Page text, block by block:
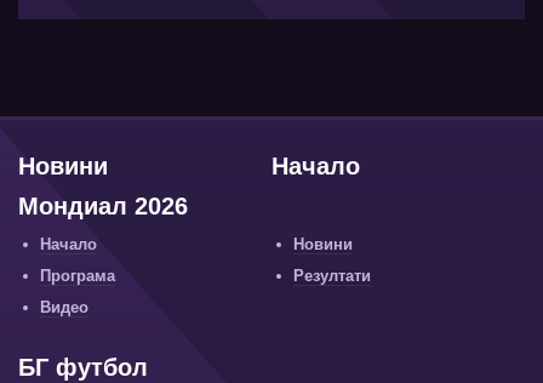
Начало
Новини
Мондиал 2026
Начало
Новини
Програма
Резултати
Видео
БГ футбол